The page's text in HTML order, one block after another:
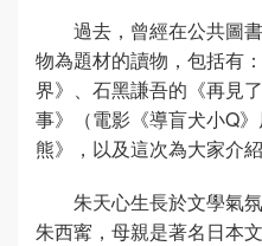
過去，曾經在公共圖
物為題材的讀物，包括有
界》、石黑謙吾的《再見
事》（電影《導盲犬小Q
熊》，以及這次為大家介
朱天心生長於文學氣
朱西寗，母親是著名日本